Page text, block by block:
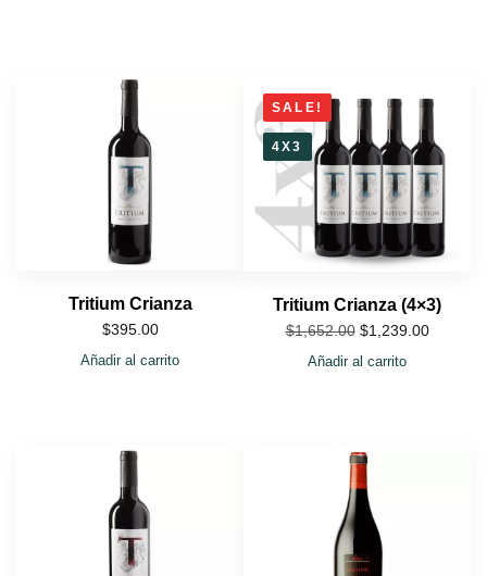
Tritium Crianza
$395.00
Añadir al carrito
SALE!
4X3
Tritium Crianza (4×3)
$1,652.00 $1,239.00
Añadir al carrito